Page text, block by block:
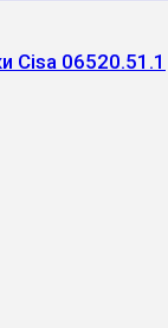
Cisa 06520.51.1